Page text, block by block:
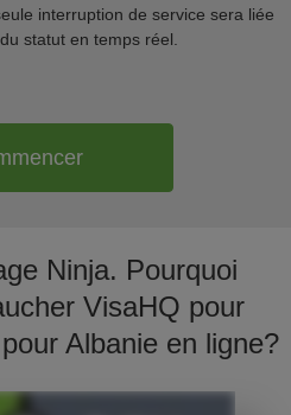
interruption de service sera liée
statut en temps réel.
Ninja. Pourquoi
VisaHQ pour
Albanie en ligne?